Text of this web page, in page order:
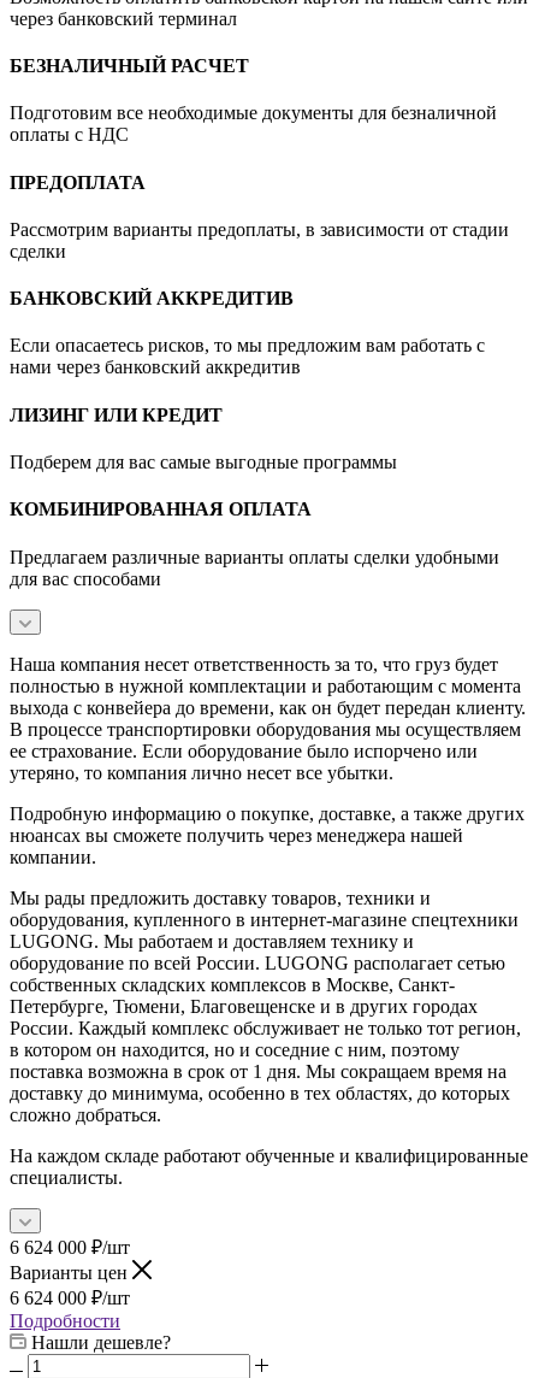
через банковский терминал
БЕЗНАЛИЧНЫЙ РАСЧЕТ
Подготовим все необходимые документы для безналичной
оплаты с НДС
ПРЕДОПЛАТА
Рассмотрим варианты предоплаты, в зависимости от стадии
сделки
БАНКОВСКИЙ АККРЕДИТИВ
Если опасаетесь рисков, то мы предложим вам работать с
нами через банковский аккредитив
ЛИЗИНГ ИЛИ КРЕДИТ
Подберем для вас самые выгодные программы
КОМБИНИРОВАННАЯ ОПЛАТА
Предлагаем различные варианты оплаты сделки удобными
для вас способами
Наша компания несет ответственность за то, что груз будет
полностью в нужной комплектации и работающим с момента
выхода с конвейера до времени, как он будет передан клиенту.
В процессе транспортировки оборудования мы осуществляем
ее страхование. Если оборудование было испорчено или
утеряно, то компания лично несет все убытки.
Подробную информацию о покупке, доставке, а также других
нюансах вы сможете получить через менеджера нашей
компании.
Мы рады предложить доставку товаров, техники и
оборудования, купленного в интернет-магазине спецтехники
LUGONG. Мы работаем и доставляем технику и
оборудование по всей России. LUGONG располагает сетью
собственных складских комплексов в Москве, Санкт-
Петербурге, Тюмени, Благовещенске и в других городах
России. Каждый комплекс обслуживает не только тот регион,
в котором он находится, но и соседние с ним, поэтому
поставка возможна в срок от 1 дня. Мы сокращаем время на
доставку до минимума, особенно в тех областях, до которых
сложно добраться.
На каждом складе работают обученные и квалифицированные
специалисты.
6 624 000 ₽/шт
Варианты цен
6 624 000 ₽/шт
Подробности
Нашли дешевле?